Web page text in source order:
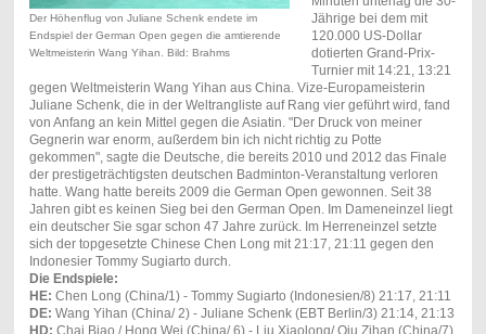
Der Höhenflug von Juliane Schenk endete im
Endspiel der German Open gegen die amtierende
Weltmeisterin Wang Yihan. Bild: Brahms
Jährige bei dem mit
120.000 US-Dollar
dotierten Grand-Prix-
Turnier mit 14:21, 13:21
gegen Weltmeisterin Wang Yihan aus China. Vize-Europameisterin
Juliane Schenk, die in der Weltrangliste auf Rang vier geführt wird, fand
von Anfang an kein Mittel gegen die Asiatin. "Der Druck von meiner
Gegnerin war enorm, außerdem bin ich nicht richtig zu Potte
gekommen", sagte die Deutsche, die bereits 2010 und 2012 das Finale
der prestigeträchtigsten deutschen Badminton-Veranstaltung verloren
hatte. Wang hatte bereits 2009 die German Open gewonnen. Seit 38
Jahren gibt es keinen Sieg bei den German Open. Im Dameneinzel liegt
ein deutscher Sie sgar schon 47 Jahre zurück. Im Herreneinzel setzte
sich der topgesetzte Chinese Chen Long mit 21:17, 21:11 gegen den
Indonesier Tommy Sugiarto durch.
Die Endspiele:
HE: Chen Long (China/1) - Tommy Sugiarto (Indonesien/8) 21:17, 21:11
DE: Wang Yihan (China/ 2) - Juliane Schenk (EBT Berlin/3) 21:14, 21:13